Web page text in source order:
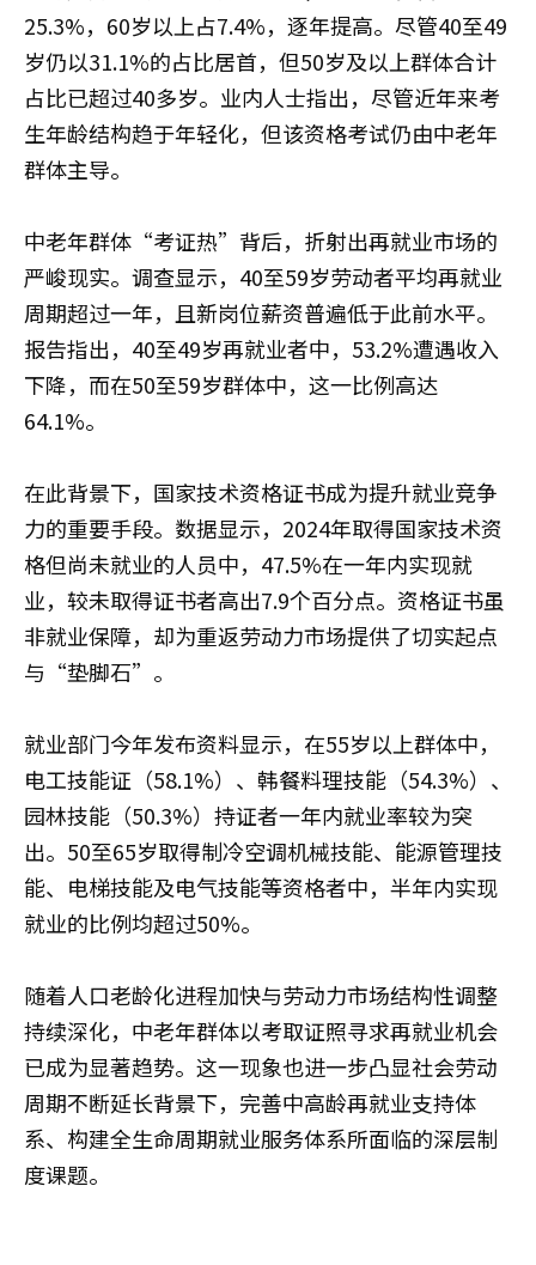
25.3%，60岁以上占7.4%，逐年提高。尽管40至49
岁仍以31.1%的占比居首，但50岁及以上群体合计
占比已超过40多岁。业内人士指出，尽管近年来考
生年龄结构趋于年轻化，但该资格考试仍由中老年
群体主导。
中老年群体“考证热”背后，折射出再就业市场的
严峻现实。调查显示，40至59岁劳动者平均再就业
周期超过一年，且新岗位薪资普遍低于此前水平。
报告指出，40至49岁再就业者中，53.2%遭遇收入
下降，而在50至59岁群体中，这一比例高达
64.1%。
在此背景下，国家技术资格证书成为提升就业竞争
力的重要手段。数据显示，2024年取得国家技术资
格但尚未就业的人员中，47.5%在一年内实现就
业，较未取得证书者高出7.9个百分点。资格证书虽
非就业保障，却为重返劳动力市场提供了切实起点
与“垫脚石”。
就业部门今年发布资料显示，在55岁以上群体中，
电工技能证（58.1%）、韩餐料理技能（54.3%）、
园林技能（50.3%）持证者一年内就业率较为突
出。50至65岁取得制冷空调机械技能、能源管理技
能、电梯技能及电气技能等资格者中，半年内实现
就业的比例均超过50%。
随着人口老龄化进程加快与劳动力市场结构性调整
持续深化，中老年群体以考取证照寻求再就业机会
已成为显著趋势。这一现象也进一步凸显社会劳动
周期不断延长背景下，完善中高龄再就业支持体
系、构建全生命周期就业服务体系所面临的深层制
度课题。